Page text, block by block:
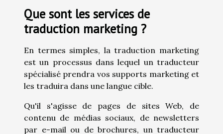
Que sont les services de
traduction marketing ?
En termes simples, la traduction marketing
est un processus dans lequel un traducteur
spécialisé prendra vos supports marketing et
les traduira dans une langue cible.
Qu'il s'agisse de pages de sites Web, de
contenu de médias sociaux, de newsletters
par e-mail ou de brochures, un traducteur